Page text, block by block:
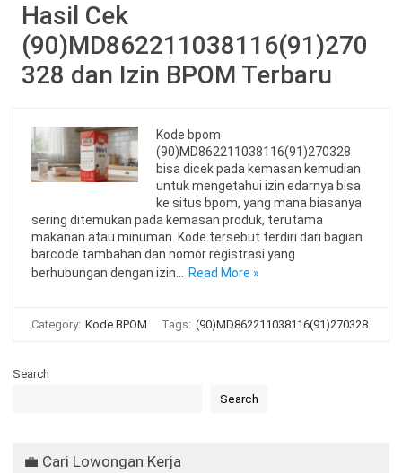
Hasil Cek
(90)MD862211038116(91)270
328 dan Izin BPOM Terbaru
Kode bpom
(90)MD862211038116(91)270328
bisa dicek pada kemasan kemudian
untuk mengetahui izin edarnya bisa
ke situs bpom, yang mana biasanya
sering ditemukan pada kemasan produk, terutama
makanan atau minuman. Kode tersebut terdiri dari bagian
barcode tambahan dan nomor registrasi yang
berhubungan dengan izin…
Read More »
Category: Kode BPOM Tags: (90)MD862211038116(91)270328
Search
Search
💼 Cari Lowongan Kerja